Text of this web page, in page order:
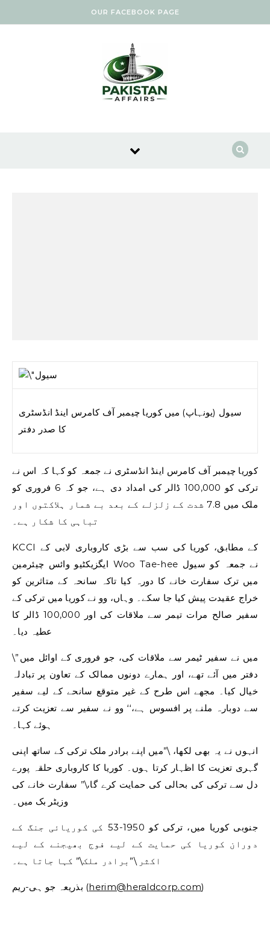
OUR FACEBOOK PAGE
سیول (یونہاپ) میں کوریا چیمبر آف کامرس اینڈ انڈسٹری
کا صدر دفتر
کوریا چیمبر آف کامرس اینڈ انڈسٹری نے جمعہ کو کہا کہ اس نے
ترکی کو 100,000 ڈالر کی امداد دی ہے، جو کہ 6 فروری کو
ملک میں 7.8 شدت کے زلزلے کے بعد بے شمار ہلاکتوں اور
تباہی کا شکار ہے۔
KCCI کے مطابق، کوریا کی سب سے بڑی کاروباری لابی کے
ایگزیکٹیو وائس چیئرمین Woo Tae-hee نے جمعہ کو سیول
میں ترک سفارت خانے کا دورہ کیا تاکہ سانحہ کے متاثرین کو
خراج عقیدت پیش کیا جا سکے۔ وہاں، وو نے کوریا میں ترکی کے
سفیر صالح مرات تیمر سے ملاقات کی اور 100,000 ڈالر کا
عطیہ دیا۔
\”میں نے سفیر ٹیمر سے ملاقات کی، جو فروری کے اوائل میں
دفتر میں آئے تھے، اور ہمارے دونوں ممالک کے تعاون پر تبادلہ
خیال کیا۔ مجھے اس طرح کے غیر متوقع سانحے کے لیے سفیر
سے دوبارہ ملنے پر افسوس ہے،‘‘ وو نے سفیر سے تعزیت کرتے
ہوئے کہا۔
انہوں نے یہ بھی لکھا، \”میں اپنے برادر ملک ترکی کے ساتھ اپنی
گہری تعزیت کا اظہار کرتا ہوں۔ کوریا کا کاروباری حلقہ پورے
دل سے ترکی کی بحالی کی حمایت کرے گا،\” سفارت خانے کی
وزیٹر بک میں۔
جنوبی کوریا میں، ترکی کو 1950-53 کی کوریائی جنگ کے
دوران کوریا کی حمایت کے لیے فوج بھیجنے کے لیے
اکثر \”برادر ملک\” کہا جاتا ہے۔
بذریعہ جو ہی-ریم (herim@heraldcorp.com)